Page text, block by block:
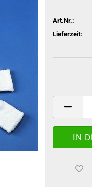
Art.Nr.:
Lieferzeit: